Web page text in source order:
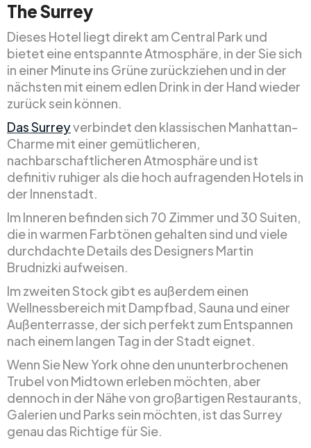
The Surrey
Dieses Hotel liegt direkt am Central Park und
bietet eine entspannte Atmosphäre, in der Sie sich
in einer Minute ins Grüne zurückziehen und in der
nächsten mit einem edlen Drink in der Hand wieder
zurück sein können.
Das Surreyverbindet den klassischen Manhattan-
Charme mit einer gemütlicheren,
nachbarschaftlicheren Atmosphäre und ist
definitiv ruhiger als die hoch aufragenden Hotels in
der Innenstadt.
Im Inneren befinden sich 70 Zimmer und 30 Suiten,
die in warmen Farbtönen gehalten sind und viele
durchdachte Details des Designers Martin
Brudnizki aufweisen.
Im zweiten Stock gibt es außerdem einen
Wellnessbereich mit Dampfbad, Sauna und einer
Außenterrasse, der sich perfekt zum Entspannen
nach einem langen Tag in der Stadt eignet.
Wenn Sie New York ohne den ununterbrochenen
Trubel von Midtown erleben möchten, aber
dennoch in der Nähe von großartigen Restaurants,
Galerien und Parks sein möchten, ist das Surrey
genau das Richtige für Sie.